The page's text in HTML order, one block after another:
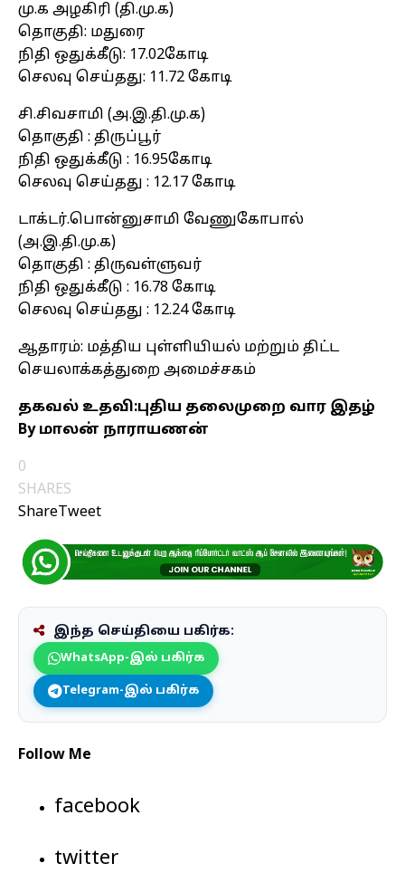
மு.க அழகிரி (தி.மு.க)
தொகுதி: மதுரை
நிதி ஒதுக்கீடு: 17.02கோடி
செலவு செய்தது: 11.72 கோடி
சி.சிவசாமி (அ.இ.தி.மு.க)
தொகுதி : திருப்பூர்
நிதி ஒதுக்கீடு : 16.95கோடி
செலவு செய்தது : 12.17 கோடி
டாக்டர்.பொன்னுசாமி வேணுகோபால்
(அ.இ.தி.மு.க)
தொகுதி : திருவள்ளுவர்
நிதி ஒதுக்கீடு : 16.78 கோடி
செலவு செய்தது : 12.24 கோடி
ஆதாரம்: மத்திய புள்ளியியல் மற்றும் திட்ட
செயலாக்கத்துறை அமைச்சகம்
தகவல் உதவி:புதிய தலைமுறை வார இதழ்
By மாலன் நாராயணன்
0
SHARES
ShareTweet
இந்த செய்தியை பகிர்க:
WhatsApp-இல் பகிர்க
Telegram-இல் பகிர்க
Follow Me
facebook
twitter